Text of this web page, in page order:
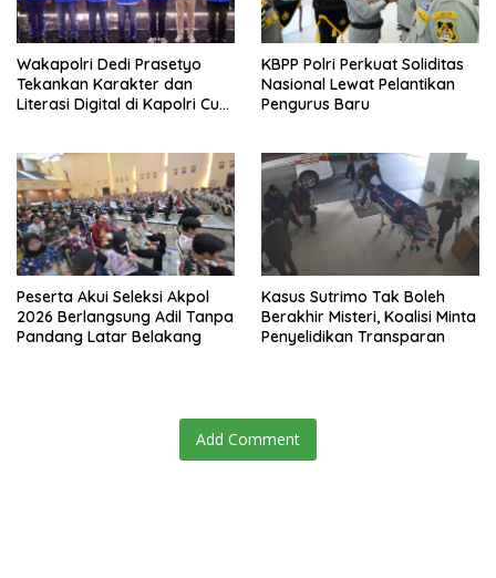
Wakapolri Dedi Prasetyo
Tekankan Karakter dan
Literasi Digital di Kapolri Cup
KBPP Polri Perkuat Soliditas
Nasional Lewat Pelantikan
Pengurus Baru
Peserta Akui Seleksi Akpol
2026 Berlangsung Adil Tanpa
Pandang Latar Belakang
Kasus Sutrimo Tak Boleh
Berakhir Misteri, Koalisi Minta
Penyelidikan Transparan
Add Comment